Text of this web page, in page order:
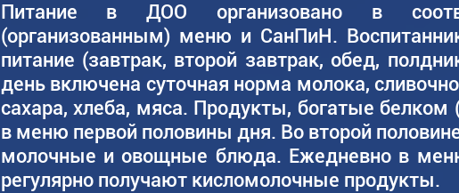
Питание в ДОО организовано в
(организованным) меню и СанПиН.
питание (завтрак, второй завтрак, обед,
день включена суточная норма молока,
сахара, хлеба, мяса. Продукты, богатые
в меню первой половины дня. Во второй
молочные и овощные блюда. Ежедневно в
регулярно получают кисломолочные продукты.